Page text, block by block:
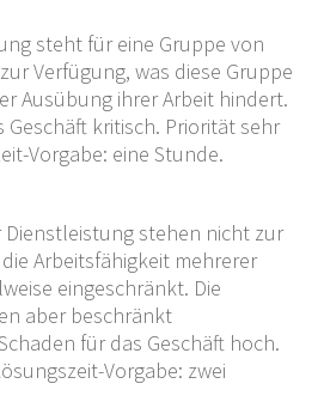
steht für eine Gruppe von
Verfügung, was diese Gruppe
Ausübung ihrer Arbeit hindert.
Geschäft kritisch. Priorität sehr
Vorgabe: eine Stunde.
Dienstleistung stehen nicht zur
Arbeitsfähigkeit mehrerer
eingeschränkt. Die
aber beschränkt
für das Geschäft hoch.
Vorgabe: zwei